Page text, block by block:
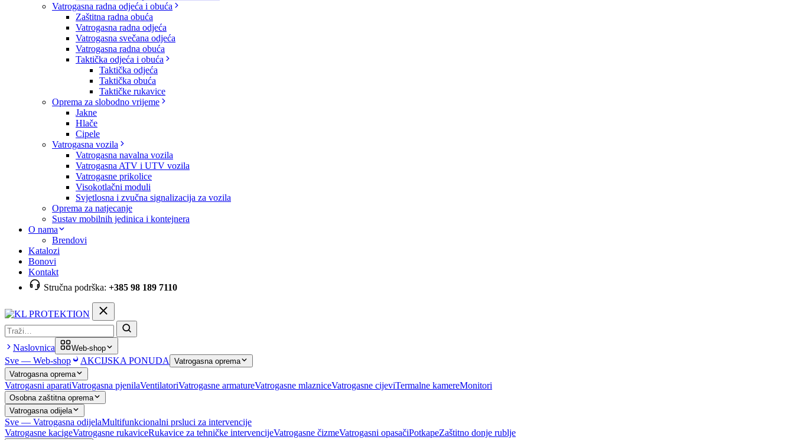
Vatrogasna radna odjeća i obuća
Zaštitna radna obuća
Vatrogasna radna odjeća
Vatrogasna svečana odjeća
Vatrogasna radna obuća
Taktička odjeća i obuća
Taktička odjeća
Taktička obuća
Taktičke rukavice
Oprema za slobodno vrijeme
Jakne
Hlače
Cipele
Vatrogasna vozila
Vatrogasna navalna vozila
Vatrogasna ATV i UTV vozila
Vatrogasne prikolice
Visokotlačni moduli
Svjetlosna i zvučna signalizacija za vozila
Oprema za natjecanje
Sustav mobilnih jedinica i kontejnera
O nama
Brendovi
Katalozi
Bonovi
Kontakt
Stručna podrška: +385 98 189 7110
Pretraga
Naslovnica Web-shop
Sve — Web-shop AKCIJSKA PONUDA
Vatrogasna oprema
Vatrogasna oprema
Vatrogasni aparatiVatrogasna pjenilaVentilatoriVatrogasne armatureVatrogasne mlazniceVatrogasne cijeviTermalne kamereMonitori
Osobna zaštitna oprema
Vatrogasna odijela
Sve — Vatrogasna odijelaMultifunkcionalni prsluci za intervencije
Vatrogasne kacigeVatrogasne rukaviceRukavice za tehničke intervencijeVatrogasne čizmeVatrogasni opasačiPotkapeZaštitno donje rublje